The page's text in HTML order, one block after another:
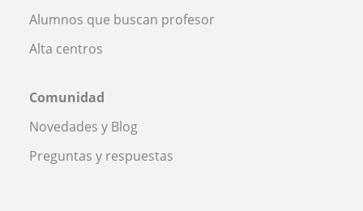
Alumnos que buscan profesor
Alta centros
Comunidad
Novedades y Blog
Preguntas y respuestas